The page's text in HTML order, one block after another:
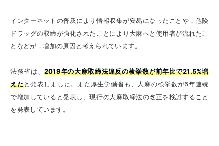
インターネットの普及により情報収集が安易になったことや，危険
ドラッグの取締が強化されたことにより大麻へと使用者が流れたこ
となどが，増加の原因と考えられています。
法務省は、 2019年の大麻取締法違反の検挙数が前年比で21.5%増
えたと発表しました。また厚生労働省も、大麻の検挙数が6年連続
で増加していると発表し、現行の大麻取締法の改正を検討すること
を発表しています。